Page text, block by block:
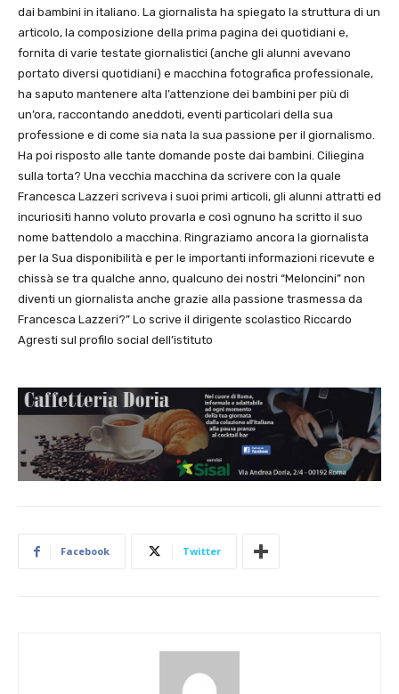
dai bambini in italiano. La giornalista ha spiegato la struttura di un
articolo, la composizione della prima pagina dei quotidiani e,
fornita di varie testate giornalistici (anche gli alunni avevano
portato diversi quotidiani) e macchina fotografica professionale,
ha saputo mantenere alta l’attenzione dei bambini per più di
un’ora, raccontando aneddoti, eventi particolari della sua
professione e di come sia nata la sua passione per il giornalismo.
Ha poi risposto alle tante domande poste dai bambini. Ciliegina
sulla torta? Una vecchia macchina da scrivere con la quale
Francesca Lazzeri scriveva i suoi primi articoli, gli alunni attratti ed
incuriositi hanno voluto provarla e così ognuno ha scritto il suo
nome battendolo a macchina. Ringraziamo ancora la giornalista
per la Sua disponibilità e per le importanti informazioni ricevute e
chissà se tra qualche anno, qualcuno dei nostri “Meloncini” non
diventi un giornalista anche grazie alla passione trasmessa da
Francesca Lazzeri?” Lo scrive il dirigente scolastico Riccardo
Agresti sul profilo social dell’istituto
Facebook Twitter